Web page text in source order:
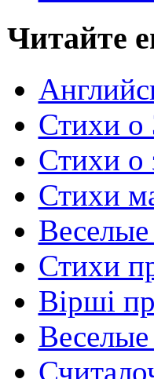
Читайте
Стихи о
Стихи о
Стихи
Стихи
Вірші
Веселые